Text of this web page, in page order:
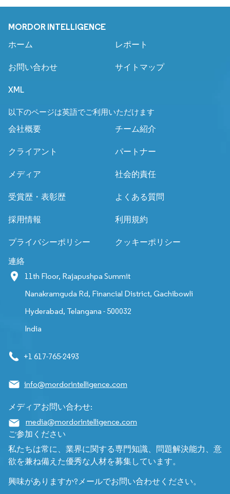
MORDOR INTELLIGENCE
ホーム レポート
お問い合わせ サイトマップ
XML
以下のページは英語でご利用いただけます
会社概要
チーム紹介
クライアント パートナー
メディア 社会的責任
受賞歴・表彰歴 よくある質問
採用情報 利用規約
プライバシーポリシー クッキーポリシー
連絡
11th Floor, Rajapushpa Summit
Nanakramguda Rd, Financial District, Gachibowli
Hyderabad, Telangana - 500032
India
+1 617-765-2493
info@mordorintelligence.com
メディアお問い合わせ:
media@mordorintelligence.com
ご参加ください
私たちは常に、業界に関する専門知識、問題解決能力、意
欲を兼ね備えた優秀な人材を募集しています。
興味がありますか?メールでお問い合わせください。